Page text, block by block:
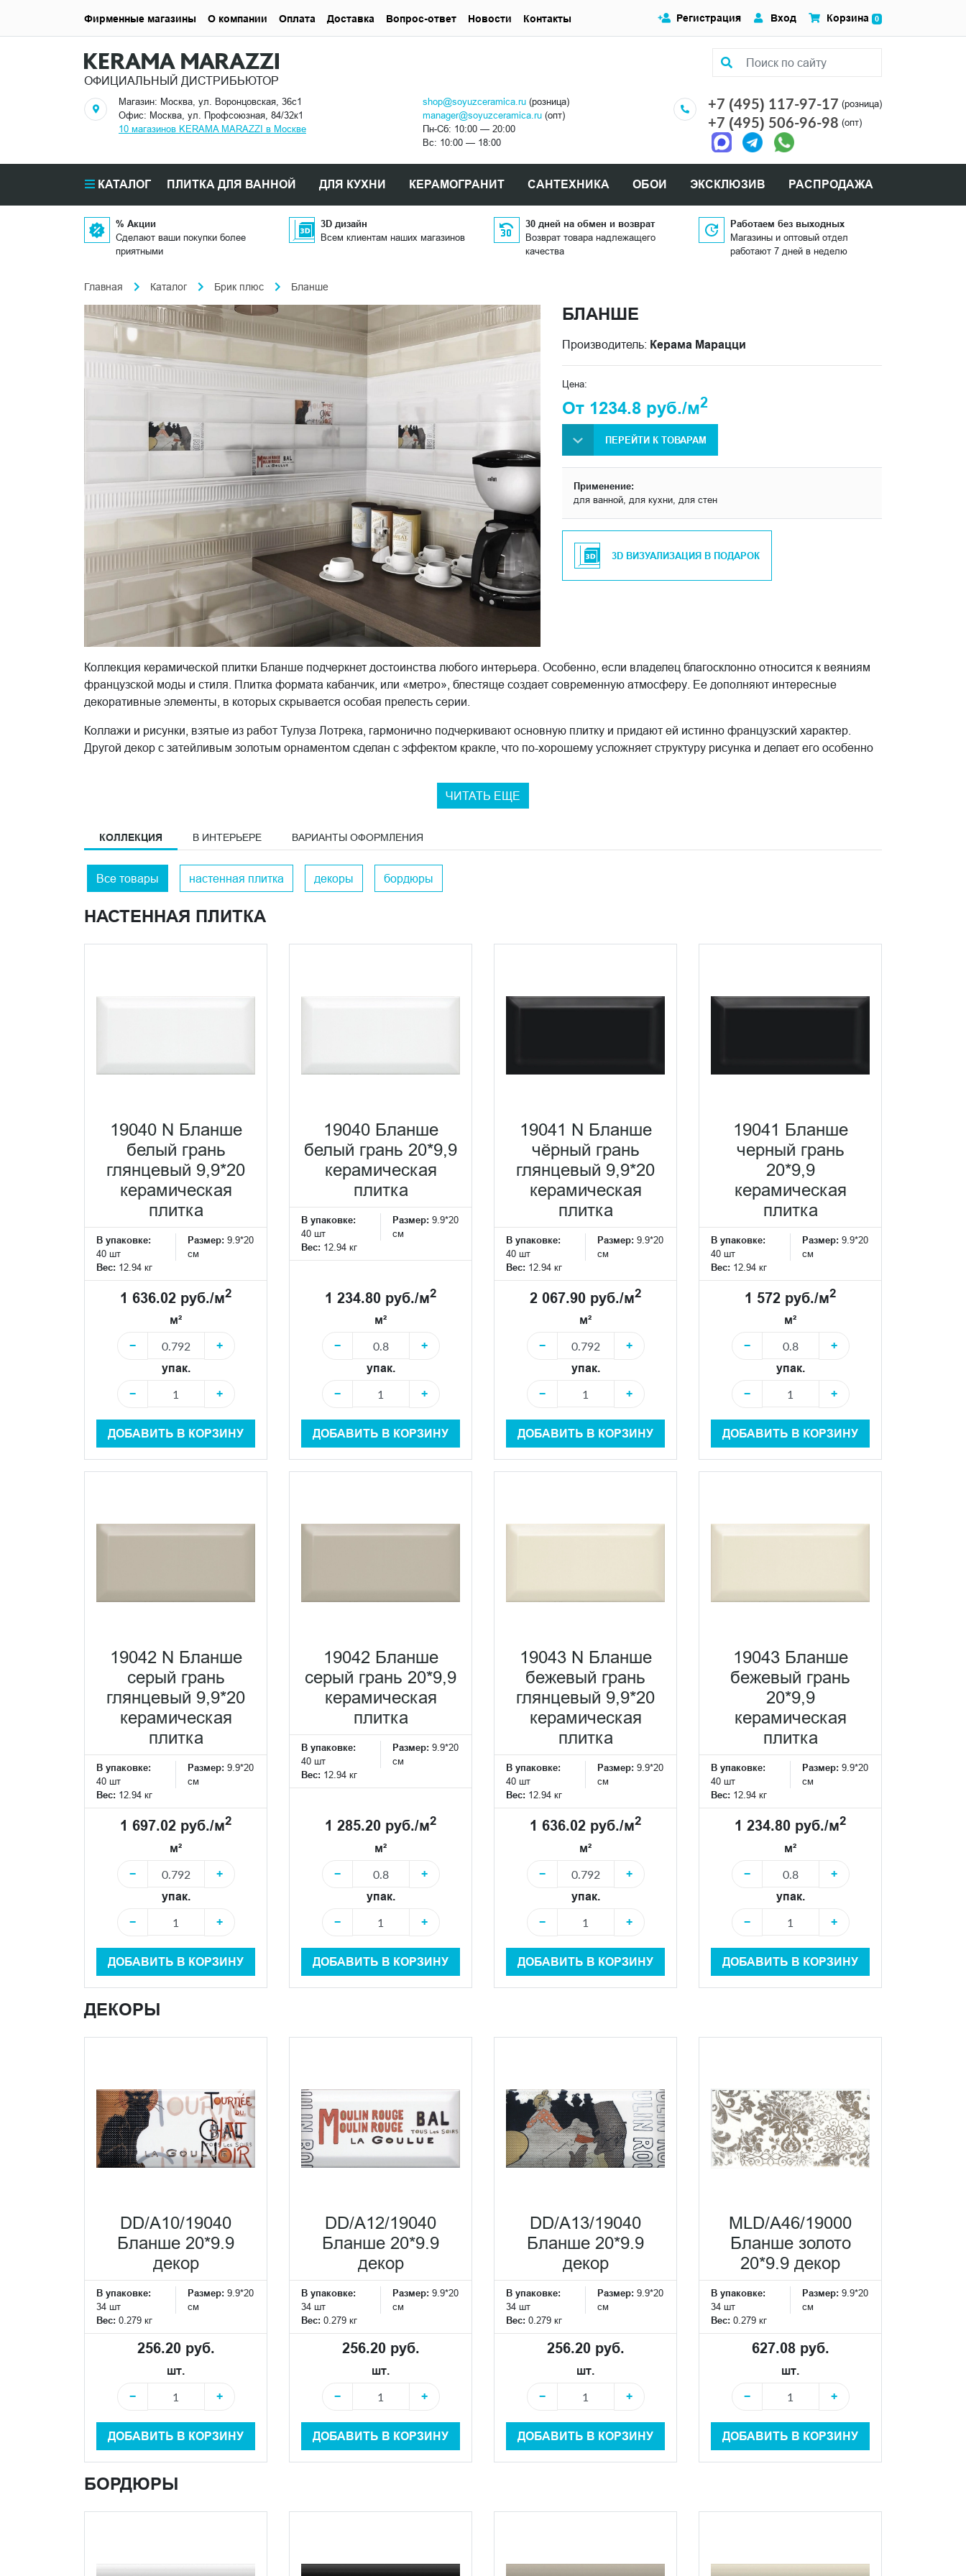
ОФИЦИАЛЬНЫЙ ДИСТРИБЬЮТОР
Магазин: Москва, ул. Воронцовская, 36с1
Офис: Москва, ул. Профсоюзная, 84/32к1
10 магазинов KERAMA MARAZZI в Москве
shop@soyuzceramica.ru(розница)
manager@soyuzceramica.ru(опт)
Пн-Сб: 10:00 — 20:00
Вс: 10:00 — 18:00
+7 (495) 117-97-17 (розница)
+7 (495) 506-96-98 (опт)
Регистрация Вход Корзина 0
Фирменные магазины О компании Оплата Доставка Вопрос-ответ Новости Контакты
КАТАЛОГ ПЛИТКА ДЛЯ ВАННОЙ ДЛЯ КУХНИ КЕРАМОГРАНИТ САНТЕХНИКА ОБОИ ЭКСКЛЮЗИВ РАСПРОДАЖА
% Акции
Сделают ваши покупки более
приятными
3D дизайн
Всем клиентам наших магазинов
30 дней на обмен и возврат
Возврат товара надлежащего
качества
Работаем без выходных
Магазины и оптовый отдел
работают 7 дней в неделю
Главная Каталог Брик плюс Бланше
БЛАНШЕ
Производитель: Керама Марацци
Цена:
От 1234.8 руб./м2
ПЕРЕЙТИ К ТОВАРАМ
Применение:
для ванной, для кухни, для стен
3D ВИЗУАЛИЗАЦИЯ В ПОДАРОК
Коллекция керамической плитки Бланше подчеркнет достоинства любого интерьера. Особенно, если владелец благосклонно относится к веяниям
французской моды и стиля. Плитка формата кабанчик, или «метро», блестяще создает современную атмосферу. Ее дополняют интересные
декоративные элементы, в которых скрывается особая прелесть серии.
Коллажи и рисунки, взятые из работ Тулуза Лотрека, гармонично подчеркивают основную плитку и придают ей истинно французский характер.
Другой декор с затейливым золотым орнаментом сделан с эффектом кракле, что по-хорошему усложняет структуру рисунка и делает его особенно
ЧИТАТЬ ЕЩЕ
КОЛЛЕКЦИЯ В ИНТЕРЬЕРЕ ВАРИАНТЫ ОФОРМЛЕНИЯ
Все товары настенная плитка декоры бордюры
НАСТЕННАЯ ПЛИТКА
19040 N Бланше
белый грань
глянцевый 9,9*20
керамическая
плитка
В упаковке:
40 шт
Размер: 9.9*20
см
Вес: 12.94 кг
1 636.02 руб./м2
м²
−
+
упак.
−
+
ДОБАВИТЬ В КОРЗИНУ
19040 Бланше
белый грань 20*9,9
керамическая
плитка
В упаковке:
40 шт
Размер: 9.9*20
см
Вес: 12.94 кг
1 234.80 руб./м2
м²
−
+
упак.
−
+
ДОБАВИТЬ В КОРЗИНУ
19041 N Бланше
чёрный грань
глянцевый 9,9*20
керамическая
плитка
В упаковке:
40 шт
Размер: 9.9*20
см
Вес: 12.94 кг
2 067.90 руб./м2
м²
−
+
упак.
−
+
ДОБАВИТЬ В КОРЗИНУ
19041 Бланше
черный грань
20*9,9
керамическая
плитка
В упаковке:
40 шт
Размер: 9.9*20
см
Вес: 12.94 кг
1 572 руб./м2
м²
−
+
упак.
−
+
ДОБАВИТЬ В КОРЗИНУ
19042 N Бланше
серый грань
глянцевый 9,9*20
керамическая
плитка
В упаковке:
40 шт
Размер: 9.9*20
см
Вес: 12.94 кг
1 697.02 руб./м2
м²
−
+
упак.
−
+
ДОБАВИТЬ В КОРЗИНУ
19042 Бланше
серый грань 20*9,9
керамическая
плитка
В упаковке:
40 шт
Размер: 9.9*20
см
Вес: 12.94 кг
1 285.20 руб./м2
м²
−
+
упак.
−
+
ДОБАВИТЬ В КОРЗИНУ
19043 N Бланше
бежевый грань
глянцевый 9,9*20
керамическая
плитка
В упаковке:
40 шт
Размер: 9.9*20
см
Вес: 12.94 кг
1 636.02 руб./м2
м²
−
+
упак.
−
+
ДОБАВИТЬ В КОРЗИНУ
19043 Бланше
бежевый грань
20*9,9
керамическая
плитка
В упаковке:
40 шт
Размер: 9.9*20
см
Вес: 12.94 кг
1 234.80 руб./м2
м²
−
+
упак.
−
+
ДОБАВИТЬ В КОРЗИНУ
ДЕКОРЫ
DD/A10/19040
Бланше 20*9.9
декор
В упаковке:
34 шт
Размер: 9.9*20
см
Вес: 0.279 кг
256.20 руб.
шт.
−
+
ДОБАВИТЬ В КОРЗИНУ
DD/A12/19040
Бланше 20*9.9
декор
В упаковке:
34 шт
Размер: 9.9*20
см
Вес: 0.279 кг
256.20 руб.
шт.
−
+
ДОБАВИТЬ В КОРЗИНУ
DD/A13/19040
Бланше 20*9.9
декор
В упаковке:
34 шт
Размер: 9.9*20
см
Вес: 0.279 кг
256.20 руб.
шт.
−
+
ДОБАВИТЬ В КОРЗИНУ
MLD/A46/19000
Бланше золото
20*9.9 декор
В упаковке:
34 шт
Размер: 9.9*20
см
Вес: 0.279 кг
627.08 руб.
шт.
−
+
ДОБАВИТЬ В КОРЗИНУ
БОРДЮРЫ